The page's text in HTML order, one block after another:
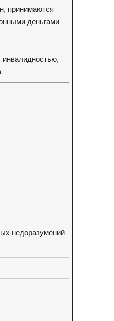
принимаются
деньгами
инвалидностью,
недоразумений